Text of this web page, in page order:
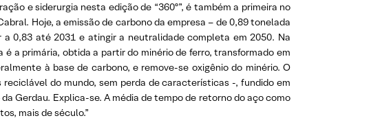
e siderurgia nesta edição de “360º”, é também a primeira no
Hoje, a emissão de carbono da empresa – de 0,89 tonelada
0,83 até 2031 e atingir a neutralidade completa em 2050. Na
a primária, obtida a partir do minério de ferro, transformado em
à base de carbono, e remove-se oxigênio do minério. O
do mundo, sem perda de características -, fundido em
Gerdau. Explica-se. A média de tempo de retorno do aço como
mais de século.”